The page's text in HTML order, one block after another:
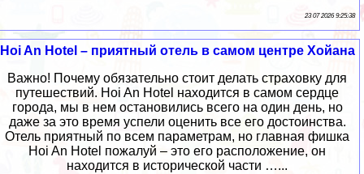
23 07 2026 9:25:38
Hoi An Hotel – приятный отель в самом центре Хойана
Важно! Почему обязательно стоит делать страховку для
путешествий. Hoi An Hotel находится в самом сердце
города, мы в нем остановились всего на один день, но
даже за это время успели оценить все его достоинства.
Отель приятный по всем параметрам, но главная фишка
Hoi An Hotel пожалуй – это его расположение, он
находится в исторической части …...